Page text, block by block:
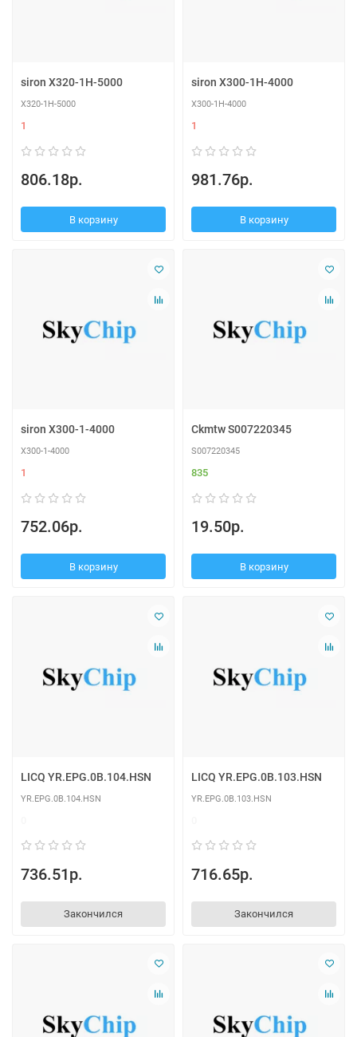
siron X320-1H-5000
X320-1H-5000
1
806.18р.
В корзину
siron X300-1H-4000
X300-1H-4000
1
981.76р.
В корзину
siron X300-1-4000
X300-1-4000
1
752.06р.
В корзину
Ckmtw S007220345
S007220345
835
19.50р.
В корзину
LICQ YR.EPG.0B.104.HSN
YR.EPG.0B.104.HSN
736.51р.
Закончился
LICQ YR.EPG.0B.103.HSN
YR.EPG.0B.103.HSN
716.65р.
Закончился